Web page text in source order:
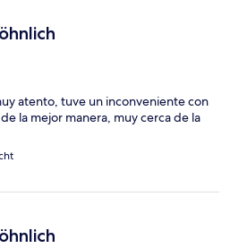
atento, tuve un inconveniente con
la mejor manera, muy cerca de la